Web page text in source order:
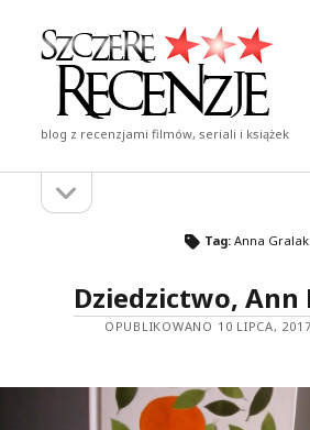
Szczere
Recenzje
blog z recenzjami filmów, seriali i książek
Pasekpasek
Tag: Anna Gralak
Dziedzictwo,
OPUBLIKOWANO 10 LIPCA,